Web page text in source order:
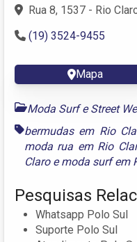
Rua 8, 1537 - Rio
(19) 3524-9455
Mapa
Moda Surf e Street
bermudas em Rio
moda rua em Rio
Claroemoda surf em
Pesquisas
Whatsapp Polo Sul
Suporte Polo Sul